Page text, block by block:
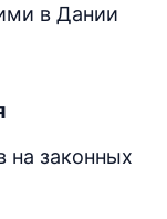
в Дании
на законных